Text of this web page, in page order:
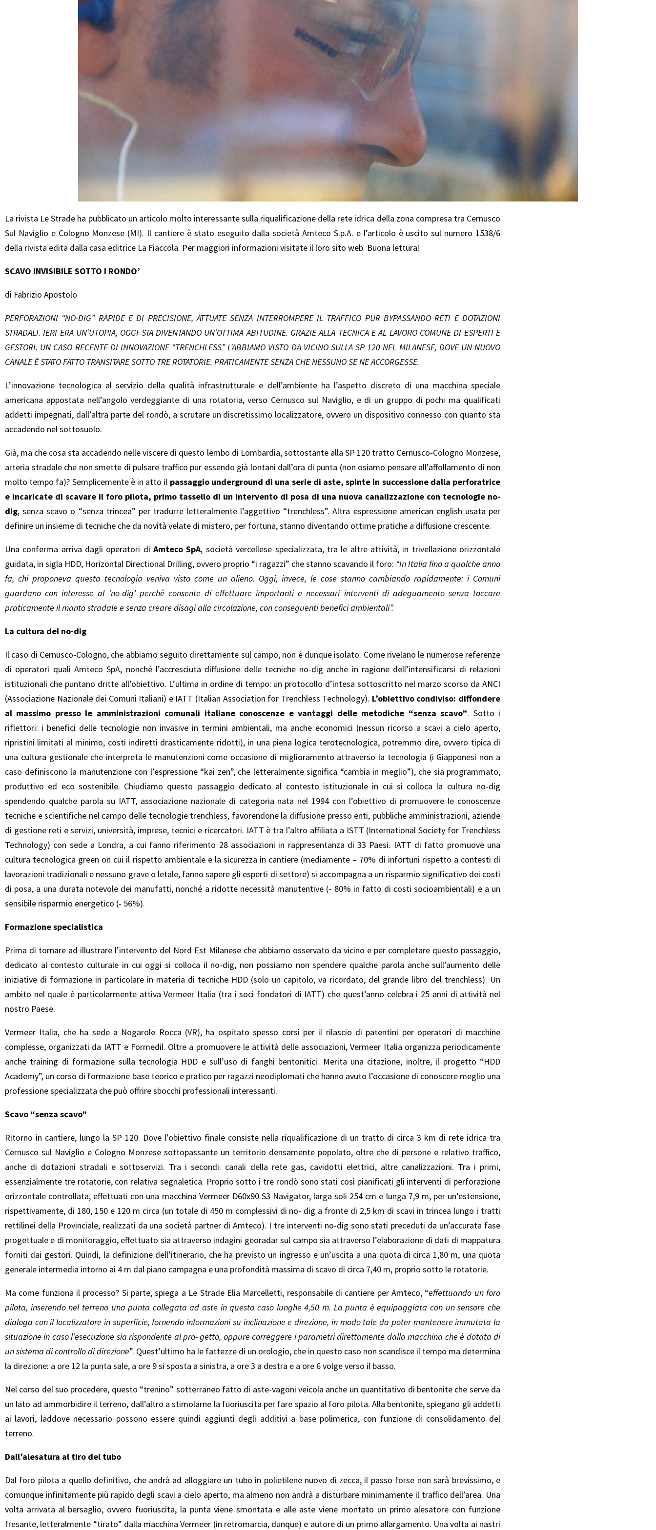
La rivista Le Strade ha pubblicato un articolo molto interessante sulla riqualificazione della rete idrica della zona compresa tra Cernusco
Sul Naviglio e Cologno Monzese (MI). Il cantiere è stato eseguito dalla società Amteco S.p.A. e l’articolo è uscito sul numero 1538/6
della rivista edita dalla casa editrice La Fiaccola. Per maggiori informazioni visitate il loro sito web. Buona lettura!
SCAVO INVISIBILE SOTTO I RONDO’
di Fabrizio Apostolo
PERFORAZIONI “NO-DIG” RAPIDE E DI PRECISIONE, ATTUATE SENZA INTERROMPERE IL TRAFFICO PUR BYPASSANDO RETI E DOTAZIONI
STRADALI. IERI ERA UN’UTOPIA, OGGI STA DIVENTANDO UN’OTTIMA ABITUDINE. GRAZIE ALLA TECNICA E AL LAVORO COMUNE DI ESPERTI E
GESTORI. UN CASO RECENTE DI INNOVAZIONE “TRENCHLESS” L’ABBIAMO VISTO DA VICINO SULLA SP 120 NEL MILANESE, DOVE UN NUOVO
CANALE È STATO FATTO TRANSITARE SOTTO TRE ROTATORIE. PRATICAMENTE SENZA CHE NESSUNO SE NE ACCORGESSE.
L’innovazione tecnologica al servizio della qualità infrastrutturale e dell’ambiente ha l’aspetto discreto di una macchina speciale
americana appostata nell’angolo verdeggiante di una rotatoria, verso Cernusco sul Naviglio, e di un gruppo di pochi ma qualificati
addetti impegnati, dall’altra parte del rondò, a scrutare un discretissimo localizzatore, ovvero un dispositivo connesso con quanto sta
accadendo nel sottosuolo.
Già, ma che cosa sta accadendo nelle viscere di questo lembo di Lombardia, sottostante alla SP 120 tratto Cernusco-Cologno Monzese,
arteria stradale che non smette di pulsare traffico pur essendo già lontani dall’ora di punta (non osiamo pensare all’affollamento di non
molto tempo fa)? Semplicemente è in atto il passaggio underground di una serie di aste, spinte in successione dalla perforatrice
e incaricate di scavare il foro pilota, primo tassello di un intervento di posa di una nuova canalizzazione con tecnologie no-
dig, senza scavo o “senza trincea” per tradurre letteralmente l’aggettivo “trenchless”. Altra espressione american english usata per
definire un insieme di tecniche che da novità velate di mistero, per fortuna, stanno diventando ottime pratiche a diffusione crescente.
Una conferma arriva dagli operatori diAmteco SpA, società vercellese specializzata, tra le altre attività, in trivellazione orizzontale
guidata, in sigla HDD, Horizontal Directional Drilling, ovvero proprio “i ragazzi” che stanno scavando il foro: “In Italia fino a qualche anno
fa, chi proponeva questa tecnologia veniva visto come un alieno. Oggi, invece, le cose stanno cambiando rapidamente: i Comuni
guardano con interesse al ‘no-dig’ perché consente di effettuare importanti e necessari interventi di adeguamento senza toccare
praticamente il manto stradale e senza creare disagi alla circolazione, con conseguenti benefici ambientali”.
La cultura del no-dig
Il caso di Cernusco-Cologno, che abbiamo seguito direttamente sul campo, non è dunque isolato. Come rivelano le numerose referenze
di operatori quali Amteco SpA, nonché l’accresciuta diffusione delle tecniche no-dig anche in ragione dell’intensificarsi di relazioni
istituzionali che puntano dritte all’obiettivo. L’ultima in ordine di tempo: un protocollo d’intesa sottoscritto nel marzo scorso da ANCI
(Associazione Nazionale dei Comuni Italiani) e IATT (Italian Association for Trenchless Technology). L’obiettivo condiviso: diffondere
al massimo presso le amministrazioni comunali italiane conoscenze e vantaggi delle metodiche “senza scavo”. Sotto i
riflettori: i benefici delle tecnologie non invasive in termini ambientali, ma anche economici (nessun ricorso a scavi a cielo aperto,
ripristini limitati al minimo, costi indiretti drasticamente ridotti), in una piena logica terotecnologica, potremmo dire, ovvero tipica di
una cultura gestionale che interpreta le manutenzioni come occasione di miglioramento attraverso la tecnologia (i Giapponesi non a
caso definiscono la manutenzione con l’espressione “kai zen”, che letteralmente significa “cambia in meglio”), che sia programmato,
produttivo ed eco sostenibile. Chiudiamo questo passaggio dedicato al contesto istituzionale in cui si colloca la cultura no-dig
spendendo qualche parola su IATT, associazione nazionale di categoria nata nel 1994 con l’obiettivo di promuovere le conoscenze
tecniche e scientifiche nel campo delle tecnologie trenchless, favorendone la diffusione presso enti, pubbliche amministrazioni, aziende
di gestione reti e servizi, università, imprese, tecnici e ricercatori. IATT è tra l’altro affiliata a ISTT (International Society for Trenchless
Technology) con sede a Londra, a cui fanno riferimento 28 associazioni in rappresentanza di 33 Paesi. IATT di fatto promuove una
cultura tecnologica green on cui il rispetto ambientale e la sicurezza in cantiere (mediamente – 70% di infortuni rispetto a contesti di
lavorazioni tradizionali e nessuno grave o letale, fanno sapere gli esperti di settore) si accompagna a un risparmio significativo dei costi
di posa, a una durata notevole dei manufatti, nonché a ridotte necessità manutentive (- 80% in fatto di costi socioambientali) e a un
sensibile risparmio energetico (- 56%).
Formazione specialistica
Prima di tornare ad illustrare l’intervento del Nord Est Milanese che abbiamo osservato da vicino e per completare questo passaggio,
dedicato al contesto culturale in cui oggi si colloca il no-dig, non possiamo non spendere qualche parola anche sull’aumento delle
iniziative di formazione in particolare in materia di tecniche HDD (solo un capitolo, va ricordato, del grande libro del trenchless). Un
ambito nel quale è particolarmente attiva Vermeer Italia (tra i soci fondatori di IATT) che quest’anno celebra i 25 anni di attività nel
nostro Paese.
Vermeer Italia, che ha sede a Nogarole Rocca (VR), ha ospitato spesso corsi per il rilascio di patentini per operatori di macchine
complesse, organizzati da IATT e Formedil. Oltre a promuovere le attività delle associazioni, Vermeer Italia organizza periodicamente
anche training di formazione sulla tecnologia HDD e sull’uso di fanghi bentonitici. Merita una citazione, inoltre, il progetto “HDD
Academy”, un corso di formazione base teorico e pratico per ragazzi neodiplomati che hanno avuto l’occasione di conoscere meglio una
professione specializzata che può offrire sbocchi professionali interessanti.
Scavo “senza scavo”
Ritorno in cantiere, lungo la SP 120. Dove l’obiettivo finale consiste nella riqualificazione di un tratto di circa 3 km di rete idrica tra
Cernusco sul Naviglio e Cologno Monzese sottopassante un territorio densamente popolato, oltre che di persone e relativo traffico,
anche di dotazioni stradali e sottoservizi. Tra i secondi: canali della rete gas, cavidotti elettrici, altre canalizzazioni. Tra i primi,
essenzialmente tre rotatorie, con relativa segnaletica. Proprio sotto i tre rondò sono stati così pianificati gli interventi di perforazione
orizzontale controllata, effettuati con una macchina Vermeer D60x90 S3 Navigator, larga soli 254 cm e lunga 7,9 m, per un’estensione,
rispettivamente, di 180, 150 e 120 m circa (un totale di 450 m complessivi di no- dig a fronte di 2,5 km di scavi in trincea lungo i tratti
rettilinei della Provinciale, realizzati da una società partner di Amteco). I tre interventi no-dig sono stati preceduti da un’accurata fase
progettuale e di monitoraggio, effettuato sia attraverso indagini georadar sul campo sia attraverso l’elaborazione di dati di mappatura
forniti dai gestori. Quindi, la definizione dell’itinerario, che ha previsto un ingresso e un’uscita a una quota di circa 1,80 m, una quota
generale intermedia intorno ai 4 m dal piano campagna e una profondità massima di scavo di circa 7,40 m, proprio sotto le rotatorie.
Ma come funziona il processo? Si parte, spiega a Le Strade Elia Marcelletti, responsabile di cantiere per Amteco, “effettuando un foro
pilota, inserendo nel terreno una punta collegata ad aste in questo caso lunghe 4,50 m. La punta è equipaggiata con un sensore che
dialoga con il localizzatore in superficie, fornendo informazioni su inclinazione e direzione, in modo tale da poter mantenere immutata la
situazione in caso l’esecuzione sia rispondente al pro- getto, oppure correggere i parametri direttamente dalla macchina che è dotata di
un sistema di controllo di direzione”. Quest’ultimo ha le fattezze di un orologio, che in questo caso non scandisce il tempo ma determina
la direzione: a ore 12 la punta sale, a ore 9 si sposta a sinistra, a ore 3 a destra e a ore 6 volge verso il basso.
Nel corso del suo procedere, questo “trenino” sotterraneo fatto di aste-vagoni veicola anche un quantitativo di bentonite che serve da
un lato ad ammorbidire il terreno, dall’altro a stimolarne la fuoriuscita per fare spazio al foro pilota. Alla bentonite, spiegano gli addetti
ai lavori, laddove necessario possono essere quindi aggiunti degli additivi a base polimerica, con funzione di consolidamento del
terreno.
Dall’alesatura al tiro del tubo
Dal foro pilota a quello definitivo, che andrà ad alloggiare un tubo in polietilene nuovo di zecca, il passo forse non sarà brevissimo, e
comunque infinitamente più rapido degli scavi a cielo aperto, ma almeno non andrà a disturbare minimamente il traffico dell’area. Una
volta arrivata al bersaglio, ovvero fuoriuscita, la punta viene smontata e alle aste viene montato un primo alesatore con funzione
fresante, letteralmente “tirato” dalla macchina Vermeer (in retromarcia, dunque) e autore di un primo allargamento. Una volta ai nastri